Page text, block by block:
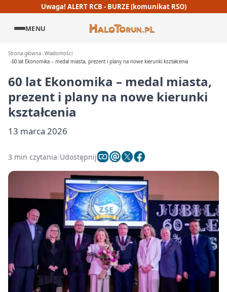
Uwaga! ALERT RCB - BURZE (komunikat RSO)
MENU
Strona główna Wiadomości
60 lat Ekonomika – medal miasta, prezent i plany na nowe kierunki kształcenia
60 lat Ekonomika – medal miasta,
prezent i plany na nowe kierunki
kształcenia
13 marca 2026
3 min czytania Udostępnij